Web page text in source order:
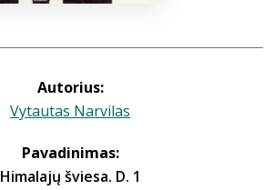
Autorius:
Vytautas Narvilas
Pavadinimas:
Himalajų šviesa. D. 1